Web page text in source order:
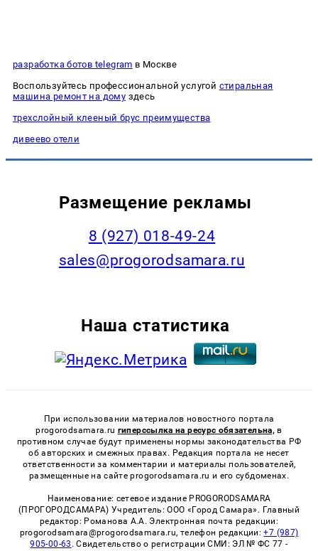
разработка ботов telegram в Москве
Воспользуйтесь профессиональной услугой стиральная
машина ремонт на дому здесь
трехслойный клееный брус преимущества
дивеево отели
Размещение рекламы
8 (927) 018-49-24
sales@progorodsamara.ru
Наша статистика
При использовании материалов новостного портала
progorodsamara.ru гиперссылка на ресурс обязательна, в
противном случае будут применены нормы законодательства РФ
об авторских и смежных правах. Редакция портала не несет
ответственности за комментарии и материалы пользователей,
размещенные на сайте progorodsamara.ru и его субдоменах.
Наименование: сетевое издание PROGORODSAMARA
(ПРОГОРОДСАМАРА) Учредитель: ООО «Город Самара». Главный
редактор: Романова А.А. Электронная почта редакции:
progorodsamara@progorodsamara.ru, телефон редакции:+7 (987)
905-00-63 . Свидетельство о регистрации СМИ: ЭЛ № ФС 77 -